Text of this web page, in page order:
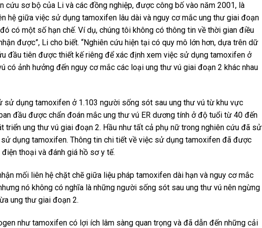
cứu sơ bộ của Li và các đồng nghiệp, được công bố vào năm 2001, là
hệ giữa việc sử dụng tamoxifen lâu dài và nguy cơ mắc ung thư giai đoạn
có một số hạn chế. Ví dụ, chúng tôi không có thông tin về thời gian điều
được”, Li cho biết. “Nghiên cứu hiện tại có quy mô lớn hơn, dựa trên dữ
đầu tiên được thiết kế riêng để xác định xem việc sử dụng tamoxifen ở
có ảnh hưởng đến nguy cơ mắc các loại ung thư vú giai đoạn 2 khác nhau
sử dụng tamoxifen ở 1.103 người sống sót sau ung thư vú từ khu vực
đầu được chẩn đoán mắc ung thư vú ER dương tính ở độ tuổi từ 40 đến
triển ung thư vú giai đoạn 2. Hầu như tất cả phụ nữ trong nghiên cứu đã sử
dụng tamoxifen. Thông tin chi tiết về việc sử dụng tamoxifen đã được
thoại và đánh giá hồ sơ y tế.
mối liên hệ chặt chẽ giữa liệu pháp tamoxifen dài hạn và nguy cơ mắc
nó không có nghĩa là những người sống sót sau ung thư vú nên ngừng
ung thư giai đoạn 2.
như tamoxifen có lợi ích lâm sàng quan trọng và đã dẫn đến những cải